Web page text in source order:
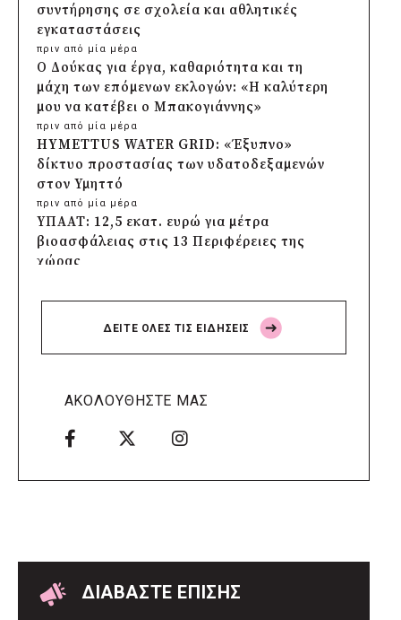
συντήρησης σε σχολεία και αθλητικές
εγκαταστάσεις
πριν από μία μέρα
Ο Δούκας για έργα, καθαριότητα και τη
μάχη των επόμενων εκλογών: «Η καλύτερη
μου να κατέβει ο Μπακογιάννης»
πριν από μία μέρα
HYMETTUS WATER GRID: «Έξυπνο»
δίκτυο προστασίας των υδατοδεξαμενών
στον Υμηττό
πριν από μία μέρα
ΥΠΑΑΤ: 12,5 εκατ. ευρώ για μέτρα
βιοασφάλειας στις 13 Περιφέρειες της
χώρας
Πρέσπεια 2026: Έξι ημέρες πολιτισμού,
μουσικής και γαστρονομίας στη Φλώρινα
Δήμος Πέλλας: Σε προσωρινή αναστολή
πριν από μία μέρα
Δήμος Ελληνικού – Αργυρούπολης για το
Seoul Smart City Prize 2026
δίκτυο ηλεκτροφωτισμού
πριν από μία μέρα
ΔΕΙΤΕ ΟΛΕΣ ΤΙΣ ΕΙΔΗΣΕΙΣ
ΑΚΟΛΟΥΘΗΣΤΕ ΜΑΣ
ΔΙΑΒΑΣΤΕ ΕΠΙΣΗΣ